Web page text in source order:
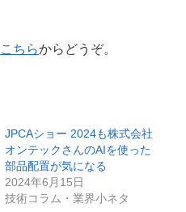
こちらからどうぞ。
JPCAショー 2024も株式会社
オンテックさんのAIを使った
部品配置が気になる
2024年6月15日
技術コラム・業界小ネタ